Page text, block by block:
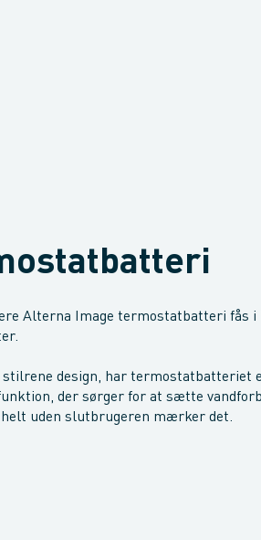
Alterna Image termostatbatteri fås i
stilrene design, har termostatbatteriet
der sørger for at sætte
helt uden slutbrugeren mærker det.